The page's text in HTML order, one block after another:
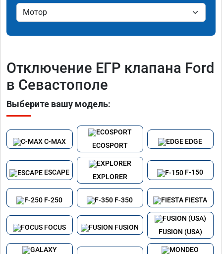
Отключение ЕГР клапана Ford
в Севастополе
Выберите вашу модель:
C-MAX
ECOSPORT
EDGE
ESCAPE
EXPLORER
F-150
F-250 F-350 FIESTA
FOCUS FUSION
FUSION (USA)